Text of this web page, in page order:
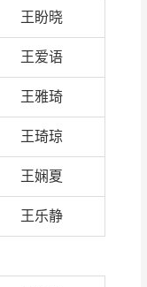
王盼晓
王爱语
王雅琦
王琦琼
王娴夏
王乐静